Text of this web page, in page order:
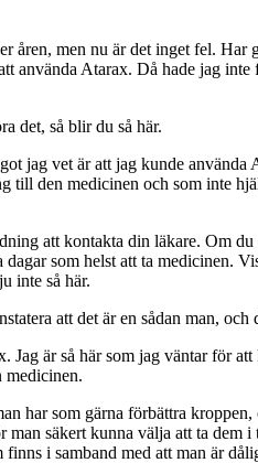
åren, men nu är det inget fel.
använda Atarax. Då hade jag
det, så blir du så här.
jag vet är att jag kunde
den medicinen och som inte
att kontakta din läkare. Om
som helst att ta medicinen.
inte så här.
att det är en sådan man, och
är så här som jag väntar för
medicinen.
har som gärna förbättra
säkert kunna välja att ta dem
i samband med att man är